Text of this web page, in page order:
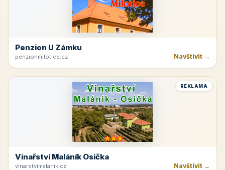
Penzion U Zámku
penzionmilotice.cz Navštívit →
REKLAMA
Vinařství Maláník Osička
vinarstvimalanik.cz Navštívit →